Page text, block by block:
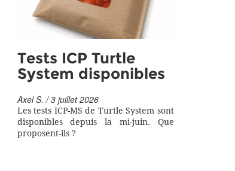
Tests ICP Turtle
System disponibles
Axel S. / 3 juillet 2026
Les tests ICP-MS de Turtle System sont
disponibles depuis la mi-juin. Que
proposent-ils ?